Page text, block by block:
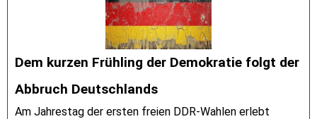
Dem kurzen Frühling der Demokratie folgt der
Abbruch Deutschlands
Am Jahrestag der ersten freien DDR-Wahlen erlebt